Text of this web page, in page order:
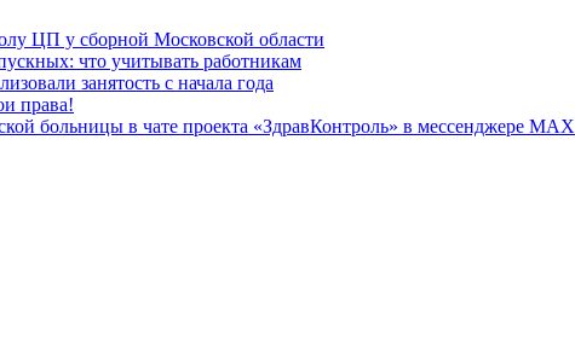
ЦП у сборной Московской области
что учитывать работникам
занятость с начала года
права!
больницы в чате проекта «ЗдравКонтроль» в мессенджере МАХ